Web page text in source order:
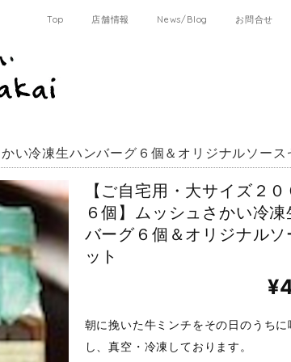
Top 店舗情報 News/Blog お問合せ
い冷凍生ハンバーグ６個＆オリジナルソース
【ご自宅用・大サイズ２
６個】ムッシュさかい冷凍
バーグ６個＆オリジナルソ
ット
朝に挽いた牛ミンチをその日のうちに
し、真空・冷凍しております。